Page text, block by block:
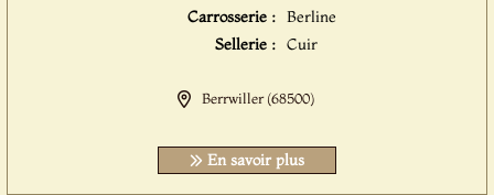
Carrosserie : Berline
Sellerie : Cuir
Berrwiller (68500)
En savoir plus